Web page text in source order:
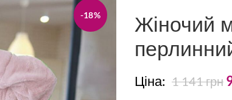
-18%
Жіночий
Ціна: 1 141грн